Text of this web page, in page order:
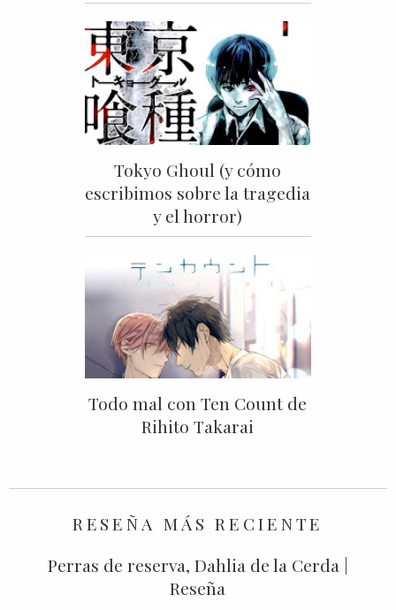
Tokyo Ghoul (y cómo
escribimos sobre la tragedia
y el horror)
Todo mal con Ten Count de
Rihito Takarai
RESEÑA MÁS RECIENTE
Perras de reserva, Dahlia de la Cerda |
Reseña